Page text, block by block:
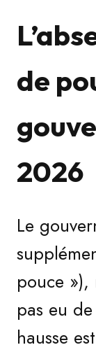
de
2026
Le
pouce »),
pas eu
hausse